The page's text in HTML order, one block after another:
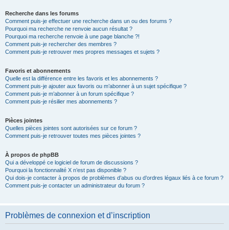
Recherche dans les forums
Comment puis-je effectuer une recherche dans un ou des forums ?
Pourquoi ma recherche ne renvoie aucun résultat ?
Pourquoi ma recherche renvoie à une page blanche ?!
Comment puis-je rechercher des membres ?
Comment puis-je retrouver mes propres messages et sujets ?
Favoris et abonnements
Quelle est la différence entre les favoris et les abonnements ?
Comment puis-je ajouter aux favoris ou m’abonner à un sujet spécifique ?
Comment puis-je m’abonner à un forum spécifique ?
Comment puis-je résilier mes abonnements ?
Pièces jointes
Quelles pièces jointes sont autorisées sur ce forum ?
Comment puis-je retrouver toutes mes pièces jointes ?
À propos de phpBB
Qui a développé ce logiciel de forum de discussions ?
Pourquoi la fonctionnalité X n’est pas disponible ?
Qui dois-je contacter à propos de problèmes d’abus ou d’ordres légaux liés à ce forum ?
Comment puis-je contacter un administrateur du forum ?
Problèmes de connexion et d’inscription